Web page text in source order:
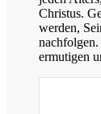
Christus.
werden,
ermutigen